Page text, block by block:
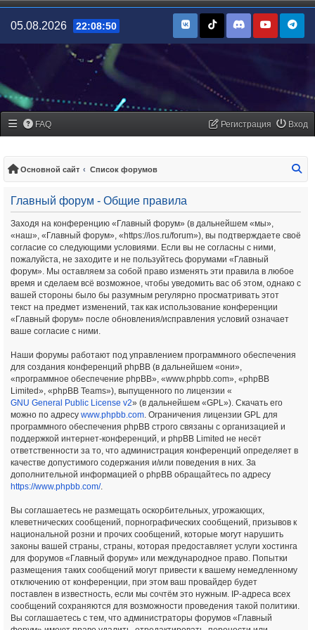
05.08.2026 22:08:51
FAQ Вход
Регистрация
Основной сайт Список форумов
Главный форум - Общие правила
Заходя на конференцию «Главный форум» (в дальнейшем «мы»,
«наш», «Главный форум», «https://ios.ru/forum»), вы подтверждаете своё
согласие со следующими условиями. Если вы не согласны с ними,
пожалуйста, не заходите и не пользуйтесь форумами «Главный
форум». Мы оставляем за собой право изменять эти правила в любое
время и сделаем всё возможное, чтобы уведомить вас об этом, однако с
вашей стороны было бы разумным регулярно просматривать этот
текст на предмет изменений, так как использование конференции
«Главный форум» после обновления/исправления условий означает
ваше согласие с ними.
Наши форумы работают под управлением программного обеспечения
для создания конференций phpBB (в дальнейшем «они»,
«программное обеспечение phpBB», «www.phpbb.com», «phpBB
Limited», «phpBB Teams»), выпущенного по лицензии «
GNU General Public License v2» (в дальнейшем «GPL»). Скачать его
можно по адресу www.phpbb.com. Ограничения лицензии GPL для
программного обеспечения phpBB строго связаны с организацией и
поддержкой интернет-конференций, и phpBB Limited не несёт
ответственности за то, что администрация конференций определяет в
качестве допустимого содержания и/или поведения в них. За
дополнительной информацией о phpBB обращайтесь по адресу
https://www.phpbb.com/.
Вы соглашаетесь не размещать оскорбительных, угрожающих,
клеветнических сообщений, порнографических сообщений, призывов к
национальной розни и прочих сообщений, которые могут нарушить
законы вашей страны, страны, которая предоставляет услуги хостинга
для форумов «Главный форум» или международное право. Попытки
размещения таких сообщений могут привести к вашему немедленному
отключению от конференции, при этом ваш провайдер будет
поставлен в известность, если мы сочтём это нужным. IP-адреса всех
сообщений сохраняются для возможности проведения такой политики.
Вы соглашаетесь с тем, что администраторы форумов «Главный